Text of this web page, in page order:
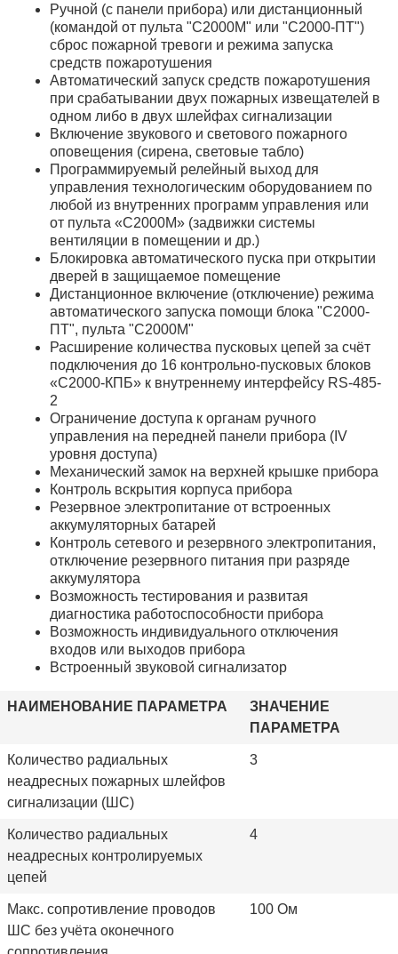
Ручной (с панели прибора) или дистанционный
(командой от пульта "С2000М" или "С2000-ПТ")
сброс пожарной тревоги и режима запуска
средств пожаротушения
Автоматический запуск средств пожаротушения
при срабатывании двух пожарных извещателей в
одном либо в двух шлейфах сигнализации
Включение звукового и светового пожарного
оповещения (сирена, световые табло)
Программируемый релейный выход для
управления технологическим оборудованием по
любой из внутренних программ управления или
от пульта «С2000М» (задвижки системы
вентиляции в помещении и др.)
Блокировка автоматического пуска при открытии
дверей в защищаемое помещение
Дистанционное включение (отключение) режима
автоматического запуска помощи блока "С2000-
ПТ", пульта "С2000М"
Расширение количества пусковых цепей за счёт
подключения до 16 контрольно-пусковых блоков
«С2000-КПБ» к внутреннему интерфейсу RS-485-
2
Ограничение доступа к органам ручного
управления на передней панели прибора (IV
уровня доступа)
Механический замок на верхней крышке прибора
Контроль вскрытия корпуса прибора
Резервное электропитание от встроенных
аккумуляторных батарей
Контроль сетевого и резервного электропитания,
отключение резервного питания при разряде
аккумулятора
Возможность тестирования и развитая
диагностика работоспособности прибора
Возможность индивидуального отключения
входов или выходов прибора
Встроенный звуковой сигнализатор
НАИМЕНОВАНИЕ ПАРАМЕТРА
ЗНАЧЕНИЕ
ПАРАМЕТРА
Количество радиальных
неадресных пожарных шлейфов
сигнализации (ШС)
3
Количество радиальных
неадресных контролируемых
цепей
4
Макс. сопротивление проводов
ШС без учёта оконечного
100 Ом